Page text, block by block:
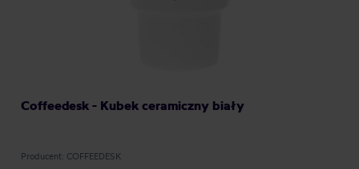
Coffeedesk - Kubek ceramiczny biały
Producent: COFFEEDESK